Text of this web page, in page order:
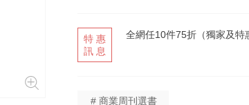
特惠
訊息
全網任10件75折（獨家及特
# 商業周刊選書